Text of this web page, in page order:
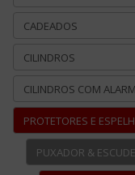
CADEADOS
CILINDROS
CILINDROS COM
PROTETORES E
PUXADOR &